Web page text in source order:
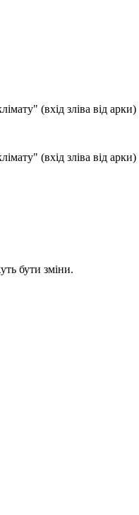
(вхід зліва від арки)
(вхід зліва від арки)
бути зміни.